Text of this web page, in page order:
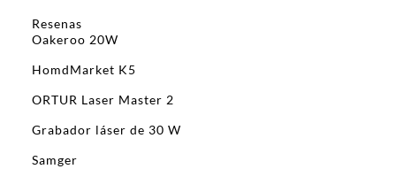
Resenas
Oakeroo 20W
HomdMarket K5
ORTUR Laser Master 2
Grabador láser de 30 W
Samger